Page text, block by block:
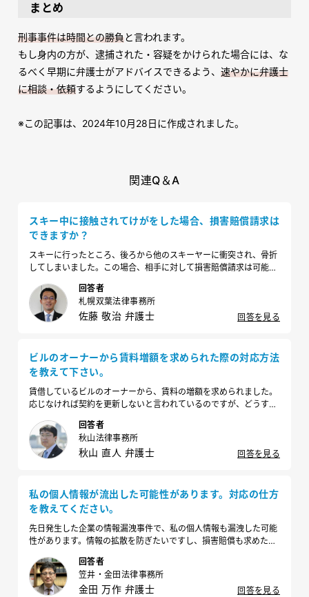
まとめ
刑事事件は時間との勝負と言われます。
もし身内の方が、逮捕された・容疑をかけられた場合には、な
るべく早期に弁護士がアドバイスできるよう、 速やかに弁護士
に相談・依頼するようにしてください。
※この記事は、2024年10月28日に作成されました。
関連Q＆A
スキー中に接触されてけがをした場合、損害賠償請求は
できますか？
スキーに行ったところ、後ろから他のスキーヤーに衝突され、骨折
してしまいました。この場合、相手に対して損害賠償請求は可能な
回答者
札幌双葉法律事務所
佐藤 敬治 弁護士 回答を見る
ビルのオーナーから賃料増額を求められた際の対応方法
を教えて下さい。
賃借しているビルのオーナーから、賃料の増額を求められました。
応じなければ契約を更新しないと言われているのですが、どうすれ
回答者
秋山法律事務所
秋山 直人 弁護士 回答を見る
私の個人情報が流出した可能性があります。対応の仕方
を教えてください。
先日発生した企業の情報漏洩事件で、私の個人情報も漏洩した可能
性があります。情報の拡散を防ぎたいですし、損害賠償も求めたい
いでしょうか？回答者
笠井・金田法律事務所
金田 万作 弁護士 回答を見る